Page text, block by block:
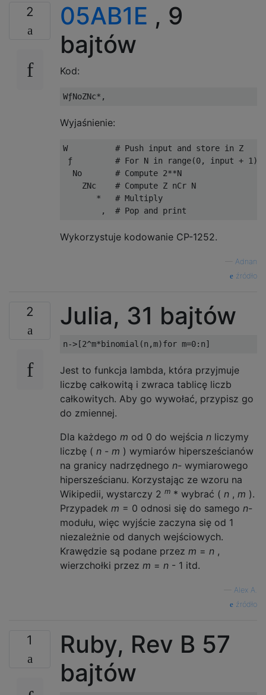
2 05AB1E , 9
bajtów
Kod:
Wyjaśnienie:
W          # Push input and store in Z
ƒ         # For N in range(0, input + 1)
  No       # Compute 2**N
    ZNc    # Compute Z nCr N
       *   # Multiply
Wykorzystuje kodowanie CP-1252.
Adnan
źródło
2 Julia, 31 bajtów
n->[2^m*binomial (n ,m)for m=0: n]
Jest to funkcja lambda, która przyjmuje
liczbę całkowitą i zwraca tablicę liczb
całkowitych. Aby go wywołać, przypisz go
do zmiennej.
Dla każdego m od 0 do wejścia n liczymy
liczbę ( n - m ) wymiarów hipersześcianów
na granicy nadrzędnego n- wymiarowego
hipersześcianu. Korzystając ze wzoru na
Wikipedii, wystarczy 2 m * wybrać ( n , m ).
Przypadek m = 0 odnosi się do samego n-
modułu, więc wyjście zaczyna się od 1
niezależnie od danych wejściowych.
Krawędzie są podane przez m = n ,
wierzchołki przez m = n - 1 itd.
Alex A.
źródło
1
Ruby, Rev B 57
bajtów